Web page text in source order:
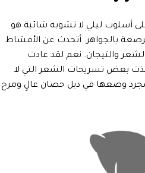
ليلي لا تشوبه شائبة هو
بالجواهر. أتحدث عن الأمشاط
والتيجان. نعم لقد عادت
بعض تسريحات الشعر التي لا
وضعها في ذيل حصان عالٍ ومرح